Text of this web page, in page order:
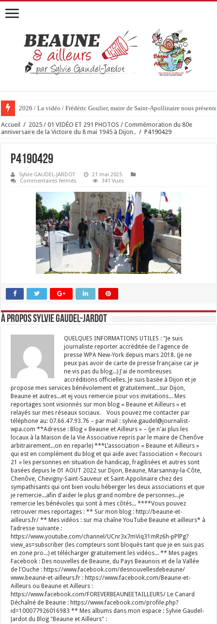
2026 / La vidéo / Frédéric Goulier, maire de Saint-Apollinaire nous
Accueil / 2025 / 01 VIDÉO ET 291 PHOTOS / Commémoration du 80e
anniversaire de la Victoire du 8 mai 1945 à Dijon.. / P4190429
P4190429
Sylvie GAUDEL-JARDOT
21 mai 2025
Commentaires fermés
341 Vues
À propos Sylvie GAUDEL-JARDOT
QUELQUES INFORMATIONS UTILES : "Je suis
journaliste reporter accréditée de l'agence de
presse WPA New-York depuis mars 2018. (je ne
peux pas avoir de carte de presse française car je
ne vis pas du blog...) J'ai de nombreuses
accréditions officielles. Je suis basée à Dijon et je
propose mes services bénévolement et gratuitement...sur Dijon,
Beaune et autres...et ej vous remercie pour vos invitations... Mes
reportages sont visionnés sur mon blog « Beaune et Ailleurs » et
relayés sur mes réseaux sociaux. Vous pouvez me contacter par
téléphone au: 07.66.47.93.76 – par mail : sylvie.gaudel@journalist-
wpa.com **Adresse : Blog « Beaune et Ailleurs » – (je n'ai plus les
locaux à la Maison de la Vie Associative repris par le maire de Chenôve
arbitrairement...on en reparle) ***L’association « Beaune et Ailleurs »
qui est en complément du blog et qui aide avec l’association « Recours
21 » les personnes en situation de handicap, fragilisées et autres sont
basées depuis le 01 AOUT 2022 sur Dijon, Beaune, Marsannay-la-Côte,
Chenôve, Chevigny-Saint-Sauveur et Saint-Appolinaire chez des
sympathisants qui ont bien voulu héberger les deux associations et que
je remercie...afin d'aider le plus grand nombre de personnes...je
remercie les bénévoles qui sont à mes côtés... ****Vous pouvez
retrouver mes reportages : ** Sur mon blog : http://beaune-et-
ailleurs.fr/ ** Mes vidéos : sur ma chaîne YouTube Beaune et ailleurs* à
l’adresse suivante :
https://www.youtube.com/channel/UCnr3x7mViq31mRz6h-pPlPg?
view_as=subscriber (les compteurs sont bloqués tant que je en suis pas
en zone pro...) et télécharger gratuitement les vidéos... ** Mes pages
Facebook : Des nouvelles de Beaune, du Pays Beaunois et de la Vallée
de l'Ouche : https://www.facebook.com/desnouvellesdebeaune/
www.beaune-et-ailleurs.fr : https://www.facebook.com/Beaune-et-
Ailleurs ou Beaune et Ailleurs :
https://www.facebook.com/FOREVERBEAUNEETAILLEURS/ Le Canard
Déchaîné de Beaune : https://www.facebook.com/profile.php?
id=100077926016983 ** Mes albums dans mon espace : Sylvie Gaudel-
Jardot du Blog "Beaune et Ailleurs" :